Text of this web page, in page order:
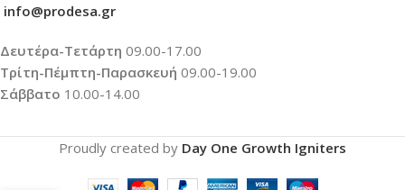
info@prodesa.gr
Δευτέρα-Τετάρτη 09.00-17.00
Τρίτη-Πέμπτη-Παρασκευή 09.00-19.00
Σάββατο 10.00-14.00
Proudly created by Day One Growth Igniters